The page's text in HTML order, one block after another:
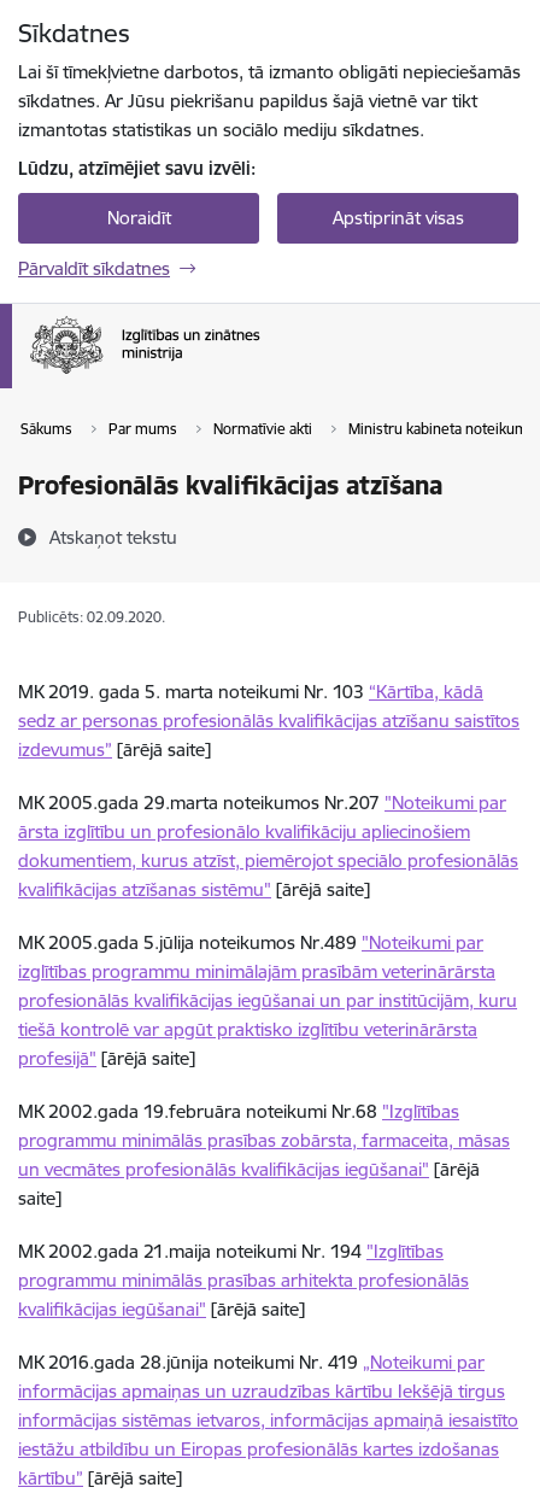
Sīkdatnes
Lai šī tīmekļvietne darbotos, tā izmanto obligāti nepieciešamās
sīkdatnes. Ar Jūsu piekrišanu papildus šajā vietnē var tikt
izmantotas statistikas un sociālo mediju sīkdatnes.
Lūdzu, atzīmējiet savu izvēli:
Noraidīt Apstiprināt visas
Pārvaldīt sīkdatnes
Sākums Par mums Normatīvie akti Ministru kabineta noteikumi
Profesionālās kvalifikācijas atzīšana
Atskaņot tekstu
Publicēts: 02.09.2020.
MK 2019. gada 5. marta noteikumi Nr. 103 “Kārtība, kādā
sedz ar personas profesionālās kvalifikācijas atzīšanu saistītos
izdevumus” [ārējā saite]
MK 2005.gada 29.marta noteikumos Nr.207 "Noteikumi par
ārsta izglītību un profesionālo kvalifikāciju apliecinošiem
dokumentiem, kurus atzīst, piemērojot speciālo profesionālās
kvalifikācijas atzīšanas sistēmu" [ārējā saite]
MK 2005.gada 5.jūlija noteikumos Nr.489 "Noteikumi par
izglītības programmu minimālajām prasībām veterinārārsta
profesionālās kvalifikācijas iegūšanai un par institūcijām, kuru
tiešā kontrolē var apgūt praktisko izglītību veterinārārsta
profesijā" [ārējā saite]
MK 2002.gada 19.februāra noteikumi Nr.68 "Izglītības
programmu minimālās prasības zobārsta, farmaceita, māsas
un vecmātes profesionālās kvalifikācijas iegūšanai" [ārējā
saite]
MK 2002.gada 21.maija noteikumi Nr. 194 "Izglītības
programmu minimālās prasības arhitekta profesionālās
kvalifikācijas iegūšanai" [ārējā saite]
MK 2016.gada 28.jūnija noteikumi Nr. 419 „Noteikumi par
informācijas apmaiņas un uzraudzības kārtību Iekšējā tirgus
informācijas sistēmas ietvaros, informācijas apmaiņā iesaistīto
iestāžu atbildību un Eiropas profesionālās kartes izdošanas
kārtību” [ārējā saite]